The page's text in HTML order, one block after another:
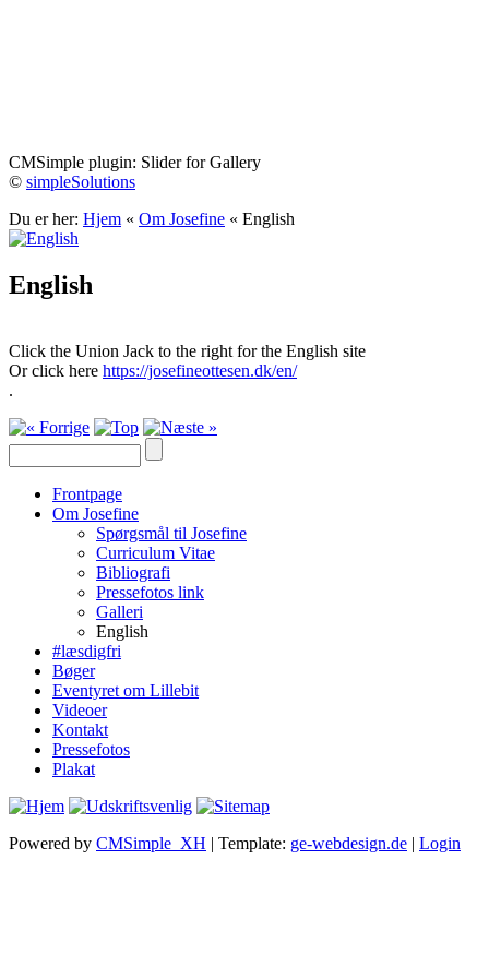
CMSimple plugin: Slider for Gallery
© simpleSolutions
Du er her: Hjem « Om Josefine « English
English
Click the Union Jack to the right for the English site
Or click here https://josefineottesen.dk/en/
.
Frontpage
Om Josefine
Spørgsmål til Josefine
Curriculum Vitae
Bibliografi
Pressefotos link
Galleri
English
#læsdigfri
Bøger
Eventyret om Lillebit
Videoer
Kontakt
Pressefotos
Plakat
Powered by CMSimple_XH | Template: ge-webdesign.de | Login